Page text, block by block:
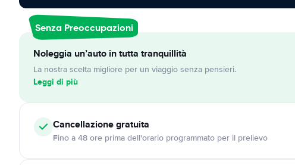
Senza Preoccupazioni
Noleggia un’auto in tutta tranquillità
La nostra scelta migliore per un viaggio senza pensieri.
Leggi di più
Cancellazionegratuita
Fino a 48 ore prima dell'orario programmato per il prelievo